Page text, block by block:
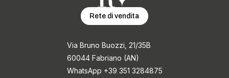
Rete di vendita
Via Bruno Buozzi, 21/35B
60044 Fabriano (AN)
WhatsApp +39 351 3284875